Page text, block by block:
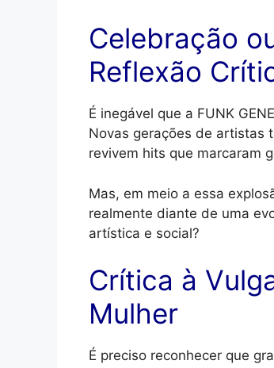
Celebração
Reflexão
É inegável que a FUNK
Novas gerações de artistas
revivem hits que marcaram
Mas, em meio a essa
realmente diante de uma
artística e social?
Crítica à
Mulher
É preciso reconhecer que